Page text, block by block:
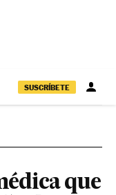
SUSCRÍBETE
que